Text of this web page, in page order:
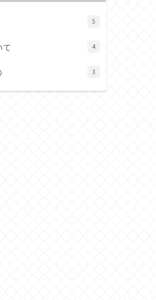
5
て 4
3